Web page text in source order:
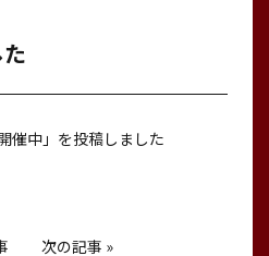
催中」を投稿しました
次の記事 »